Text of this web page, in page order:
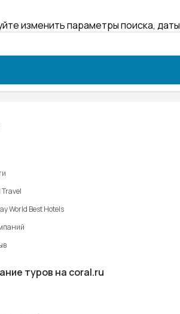
изменить параметры поиска,
Travel
World Best Hotels
туров на coral.ru